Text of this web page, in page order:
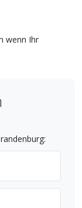
wenn Ihr